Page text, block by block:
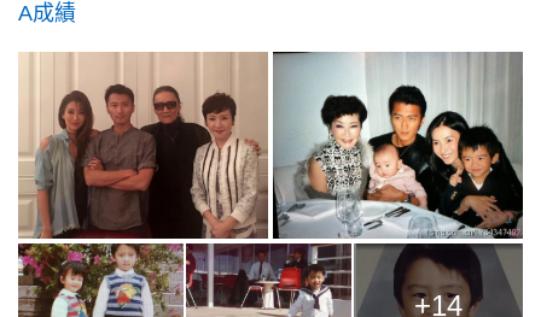
A成績
+14